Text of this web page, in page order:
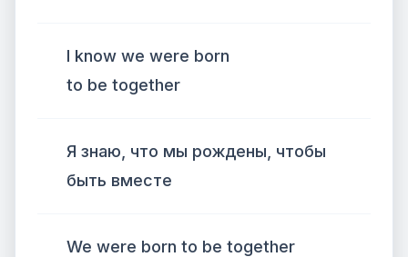
I know we were born
to be together
Я знаю, что мы рождены, чтобы
быть вместе
We were born to be together